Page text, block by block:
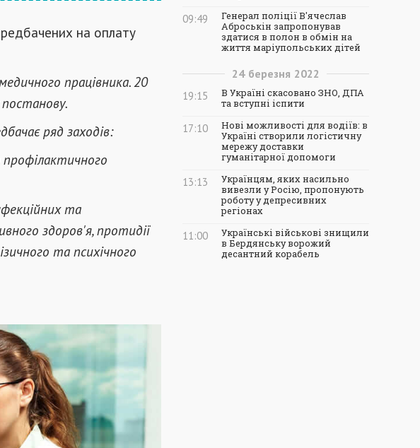
на оплату
працівника. 20
постанову.
ряд заходів:
та
здоров'я, протидії
та психічного
09:49
Генерал поліції В'ячеслав
Аброськін запропонував
здатися в полон в обмін на
життя маріупольських дітей
24 березня 2022
19:15
В Україні скасовано ЗНО, ДПА
та вступні іспити
17:10
Нові можливості для водіїв: в
Україні створили логістичну
мережу доставки
гуманітарної допомоги
13:13
Українцям, яких насильно
вивезли у Росію, пропонують
роботу у депресивних
регіонах
11:00
Українські військові знищили
в Бердянську ворожий
десантний корабель